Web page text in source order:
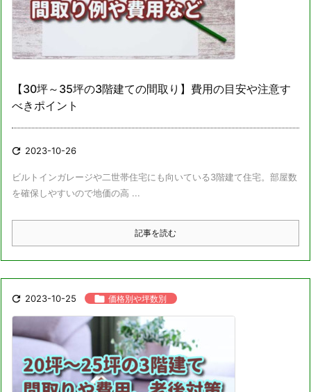
【30坪～35坪の3階建ての間取り】費用の目安や注意す
べきポイント
 2023-10-26
ビルトインガレージや二世帯住宅にも向いている3階建て住宅。部屋数
を確保しやすいので地価の高 ...
記事を読む
 2023-10-25  価格別や坪数別